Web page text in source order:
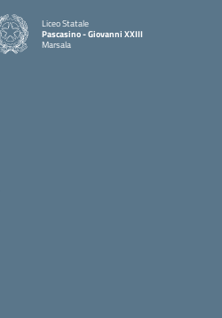
Liceo Statale
Pascasino - Giovanni XXIII
Marsala